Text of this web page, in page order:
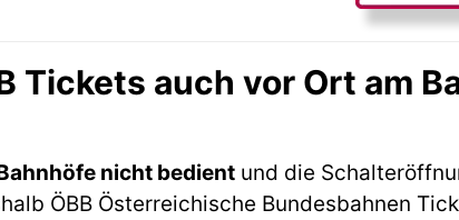
Tickets auch vor Ort am
nicht bedient und die
ÖBB Österreichische Bundesbahnen